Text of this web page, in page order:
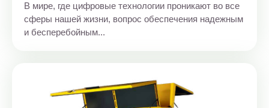
В мире, где цифровые технологии проникают во все
сферы нашей жизни, вопрос обеспечения надежным
и бесперебойным...